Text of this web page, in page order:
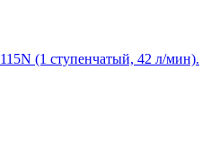
(1 ступенчатый, 42 л/мин).